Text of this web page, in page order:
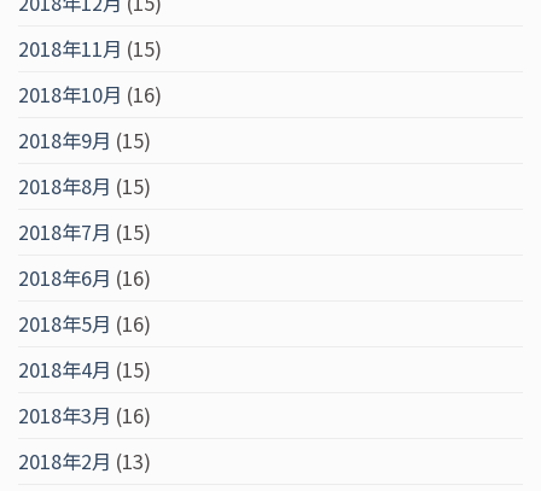
2018年11月 (15)
2018年10月 (16)
2018年9月 (15)
2018年8月 (15)
2018年7月 (15)
2018年6月 (16)
2018年5月 (16)
2018年4月 (15)
2018年3月 (16)
2018年2月 (13)